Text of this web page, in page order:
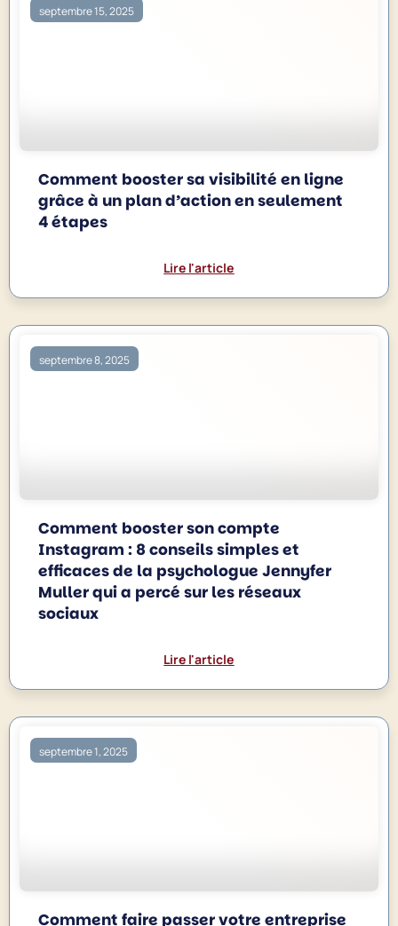
septembre 15, 2025
Comment booster sa visibilité en ligne
grâce à un plan d’action en seulement
4 étapes
Lire l'article
septembre 8, 2025
Comment booster son compte
Instagram : 8 conseils simples et
efficaces de la psychologue Jennyfer
Muller qui a percé sur les réseaux
sociaux
Lire l'article
septembre 1, 2025
Comment faire passer votre entreprise